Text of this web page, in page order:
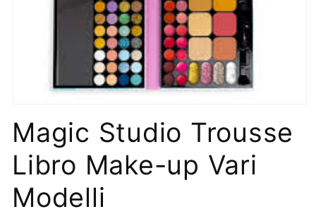
multimediali
1
finestra
modale
Magic Studio Trousse
Libro Make-up Vari
Modelli